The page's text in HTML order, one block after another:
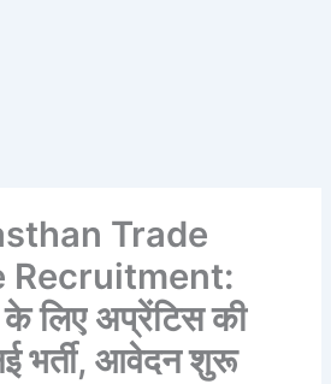
Trade
Recruitment:
लिए अप्रेंटिस की
भर्ती, आवेदन शुरू